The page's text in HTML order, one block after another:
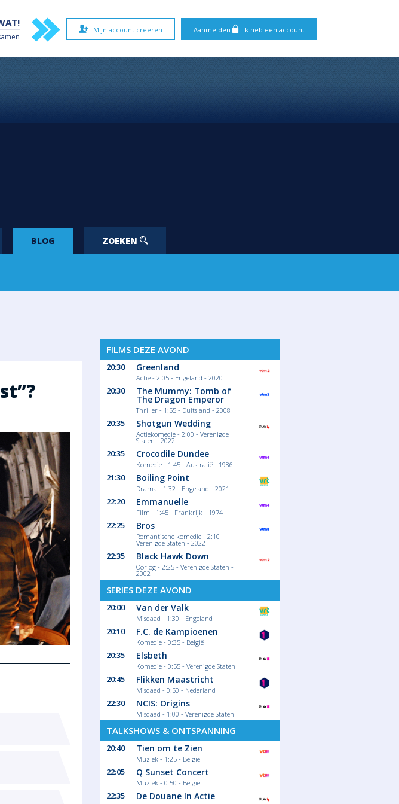
Aanmelden Ik heb een account
Mijn account creëren
BLOG ZOEKEN
FILMS DEZE AVOND
20:30 Greenland
Actie - 2:05 - Engeland - 2020
20:30 The Mummy: Tomb of
The Dragon Emperor
Thriller - 1:55 - Duitsland - 2008
20:35 Shotgun Wedding
Actiekomedie - 2:00 - Verenigde
Staten - 2022
20:35 Crocodile Dundee
Komedie - 1:45 - Australië - 1986
21:30 Boiling Point
Drama - 1:32 - Engeland - 2021
22:20 Emmanuelle
Film - 1:45 - Frankrijk - 1974
22:25 Bros
Romantische komedie - 2:10 -
Verenigde Staten - 2022
22:35 Black Hawk Down
Oorlog - 2:25 - Verenigde Staten -
2002
SERIES DEZE AVOND
20:00 Van der Valk
Misdaad - 1:30 - Engeland
20:10 F.C. de Kampioenen
Komedie - 0:35 - België
20:35 Elsbeth
Komedie - 0:55 - Verenigde Staten
20:45 Flikken Maastricht
Misdaad - 0:50 - Nederland
22:30 NCIS: Origins
Misdaad - 1:00 - Verenigde Staten
TALKSHOWS & ONTSPANNING
20:40 Tien om te Zien
Muziek - 1:25 - België
22:05 Q Sunset Concert
Muziek - 0:50 - België
22:35 De Douane In Actie